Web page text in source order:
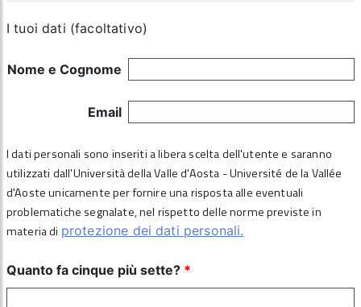
I tuoi dati (facoltativo)
Nome e Cognome
Email
I dati personali sono inseriti a libera scelta dell'utente e saranno
utilizzati dall'Università della Valle d'Aosta - Université de la Vallée
d'Aoste unicamente per fornire una risposta alle eventuali
problematiche segnalate, nel rispetto delle norme previste in
materia di protezione dei dati personali.
Quanto fa cinque più sette? *